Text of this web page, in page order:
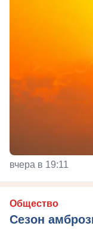
вчера в 19:11
Общество
Сезон